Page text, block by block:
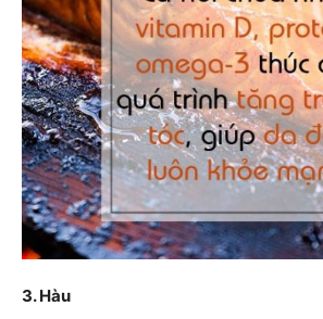
3. Hàu